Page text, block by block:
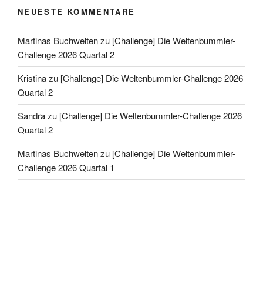
NEUESTE KOMMENTARE
Martinas Buchweltenzu [Challenge] Die Weltenbummler-
Challenge 2026 Quartal 2
Kristinazu [Challenge] Die Weltenbummler-Challenge 2026
Quartal 2
Sandrazu [Challenge] Die Weltenbummler-Challenge 2026
Quartal 2
Martinas Buchweltenzu [Challenge] Die Weltenbummler-
Challenge 2026 Quartal 1